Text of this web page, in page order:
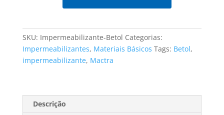
SKU: Impermeabilizante-Betol Categorias:
Impermeabilizantes, Materiais Básicos Tags: Betol,
impermeabilizante, Mactra
Descrição